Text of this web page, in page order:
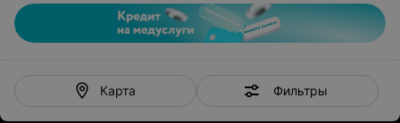
Карта Фильтры